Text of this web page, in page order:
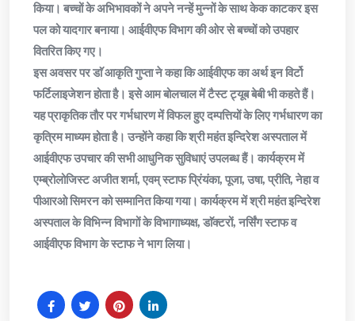
किया। बच्चों के अभिभावकों ने अपने नन्हें मुन्नों के साथ केक काटकर इस
पल को यादगार बनाया। आईवीएफ विभाग की ओर से बच्चों को उपहार
वितरित किए गए।
इस अवसर पर डाॅ आकृति गुप्ता ने कहा कि आईवीएफ का अर्थ इन विर्टो
फर्टिलाइजेशन होता है। इसे आम बोलचाल में टैस्ट ट्यूब बेबी भी कहते हैं।
यह प्राकृतिक तौर पर गर्भधारण में विफल हुए दम्पत्तियों के लिए गर्भधारण का
कृत्रिम माध्यम होता है। उन्होंने कहा कि श्री महंत इन्दिरेश अस्पताल में
आईवीएफ उपचार की सभी आधुनिक सुविधाएं उपलब्ध हैं। कार्यक्रम में
एम्ब्रोलोजिस्ट अजीत शर्मा, एवम् स्टाफ प्रिंयंका, पूजा, उषा, प्रीति, नेहा व
पीआरओ सिमरन को सम्मानित किया गया। कार्यक्रम में श्री महंत इन्दिरेश
अस्पताल के विभिन्न विभागों के विभागाध्यक्ष, डाॅक्टरों, नर्सिंग स्टाफ व
आईवीएफ विभाग के स्टाफ ने भाग लिया।